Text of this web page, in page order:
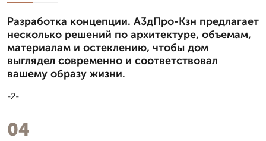
Разработка концепции. А3дПро-Кзн предлагает
несколько решений по архитектуре, объемам,
материалам и остеклению, чтобы дом
выглядел современно и соответствовал
вашему образу жизни.
-2-
04